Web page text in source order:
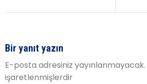
Bir yanıt yazın
E-posta adresiniz yayınlanmayacak.
işaretlenmişlerdir